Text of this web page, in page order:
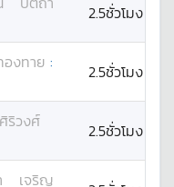
2.5ชั่วโมง
องทาย :
2.5ชั่วโมง
ศิริวงศ์
2.5ชั่วโมง
เจริญ